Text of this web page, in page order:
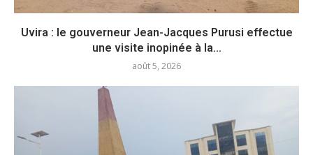
Uvira : le gouverneur Jean-Jacques Purusi effectue
une visite inopinée à la...
août 5, 2026